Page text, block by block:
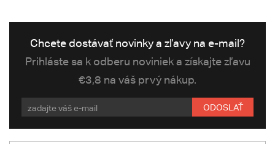
Chcete dostávať novinky a zľavy na e-mail?
Prihláste sa k odberu noviniek a získajte zľavu
€3,8 na váš prvý nákup.
ODOSLAŤ